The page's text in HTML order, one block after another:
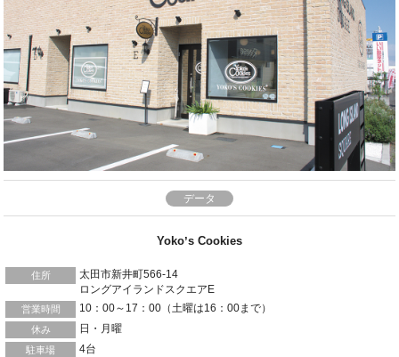
データ
Yokoʼs Cookies
住所
太田市新井町566-14
ロングアイランドスクエアE
営業時間 10：00～17：00（土曜は16：00まで）
休み 日・月曜
駐車場 4台